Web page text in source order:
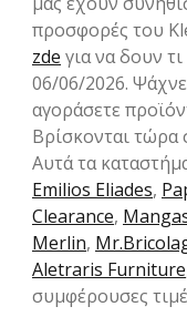
προσφορές του
zde για να δουν
06/06/2026.
αγοράσετε
Βρίσκονται τώρα
Αυτά τα
Emilios Eliades,
Clearance,
Merlin,
Aletraris Furniture
συμφέρουσες